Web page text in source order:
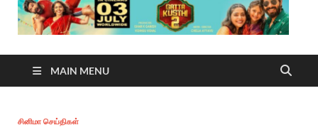
MAIN MENU
சினிமா செய்திகள்